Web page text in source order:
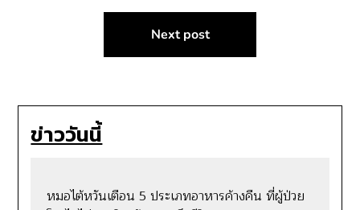
Next post
ข่าววันนี้
หมอไต้หวันเตือน 5 ประเภทอาหารค้างคืน ที่ผู้ป่วย